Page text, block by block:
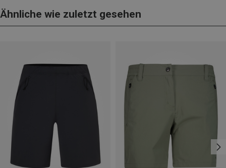
Ähnliche wie zuletzt gesehen